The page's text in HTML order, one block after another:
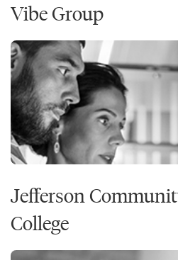
Vibe Group
Jefferson
College